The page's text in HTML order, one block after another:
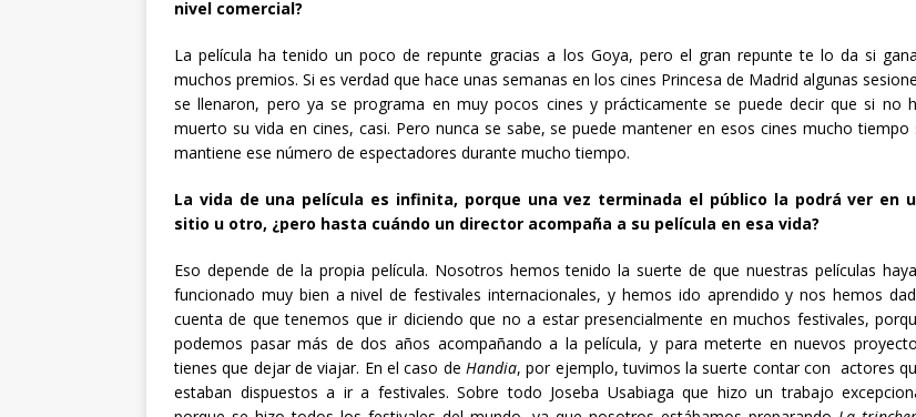
nivel comercial?
La película ha tenido un poco de repunte gracias a los Goya, pero el gran repunte te lo da si
muchos premios. Si es verdad que hace unas semanas en los cines Princesa de Madrid algunas
se llenaron, pero ya se programa en muy pocos cines y prácticamente se puede decir que si no
muerto su vida en cines, casi. Pero nunca se sabe, se puede mantener en esos cines mucho tiempo
mantiene ese número de espectadores durante mucho tiempo.
La vida de una película es infinita, porque una vez terminada el público la podrá ver en
sitio u otro, ¿pero hasta cuándo un director acompaña a su película en esa vida?
Eso depende de la propia película. Nosotros hemos tenido la suerte de que nuestras películas
funcionado muy bien a nivel de festivales internacionales, y hemos ido aprendido y nos hemos
cuenta de que tenemos que ir diciendo que no a estar presencialmente en muchos festivales,
podemos pasar más de dos años acompañando a la película, y para meterte en nuevos
tienes que dejar de viajar. En el caso de Handia, por ejemplo, tuvimos la suerte contar con actores
estaban dispuestos a ir a festivales. Sobre todo Joseba Usabiaga que hizo un trabajo